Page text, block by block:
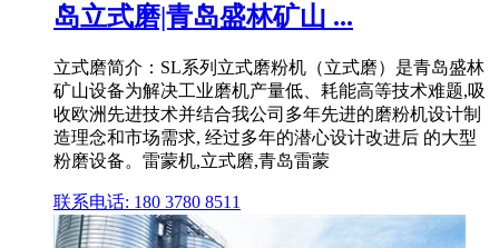
岛立式磨|青岛盛林矿山 ...
立式磨简介：SL系列立式磨粉机（立式磨）是青岛盛林
矿山设备为解决工业磨机产量低、耗能高等技术难题,吸
收欧洲先进技术并结合我公司多年先进的磨粉机设计制
造理念和市场需求, 经过多年的潜心设计改进后 的大型
粉磨设备。雷蒙机,立式磨,青岛雷蒙
联系电话: 180 3780 8511